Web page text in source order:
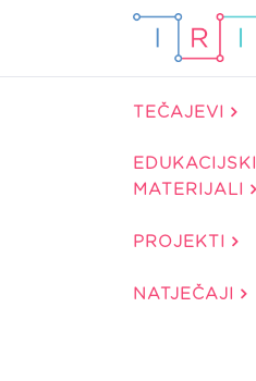
TEČAJEVI
EDUKACIJSKI
MATERIJALI
PROJEKTI
NATJEČAJI